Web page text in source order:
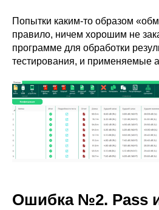
Попытки каким-то образом
правило, ничем хорошим не
программе для обработки
тестирования, и применяемые
Ошибка №2. Pass